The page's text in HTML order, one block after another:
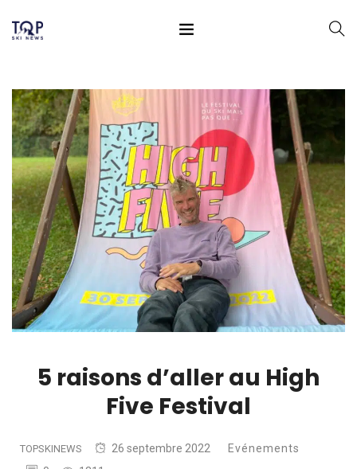
5 raisons d’aller au High
Five Festival
TOPSKINEWS 26 septembre 2022
Evénements